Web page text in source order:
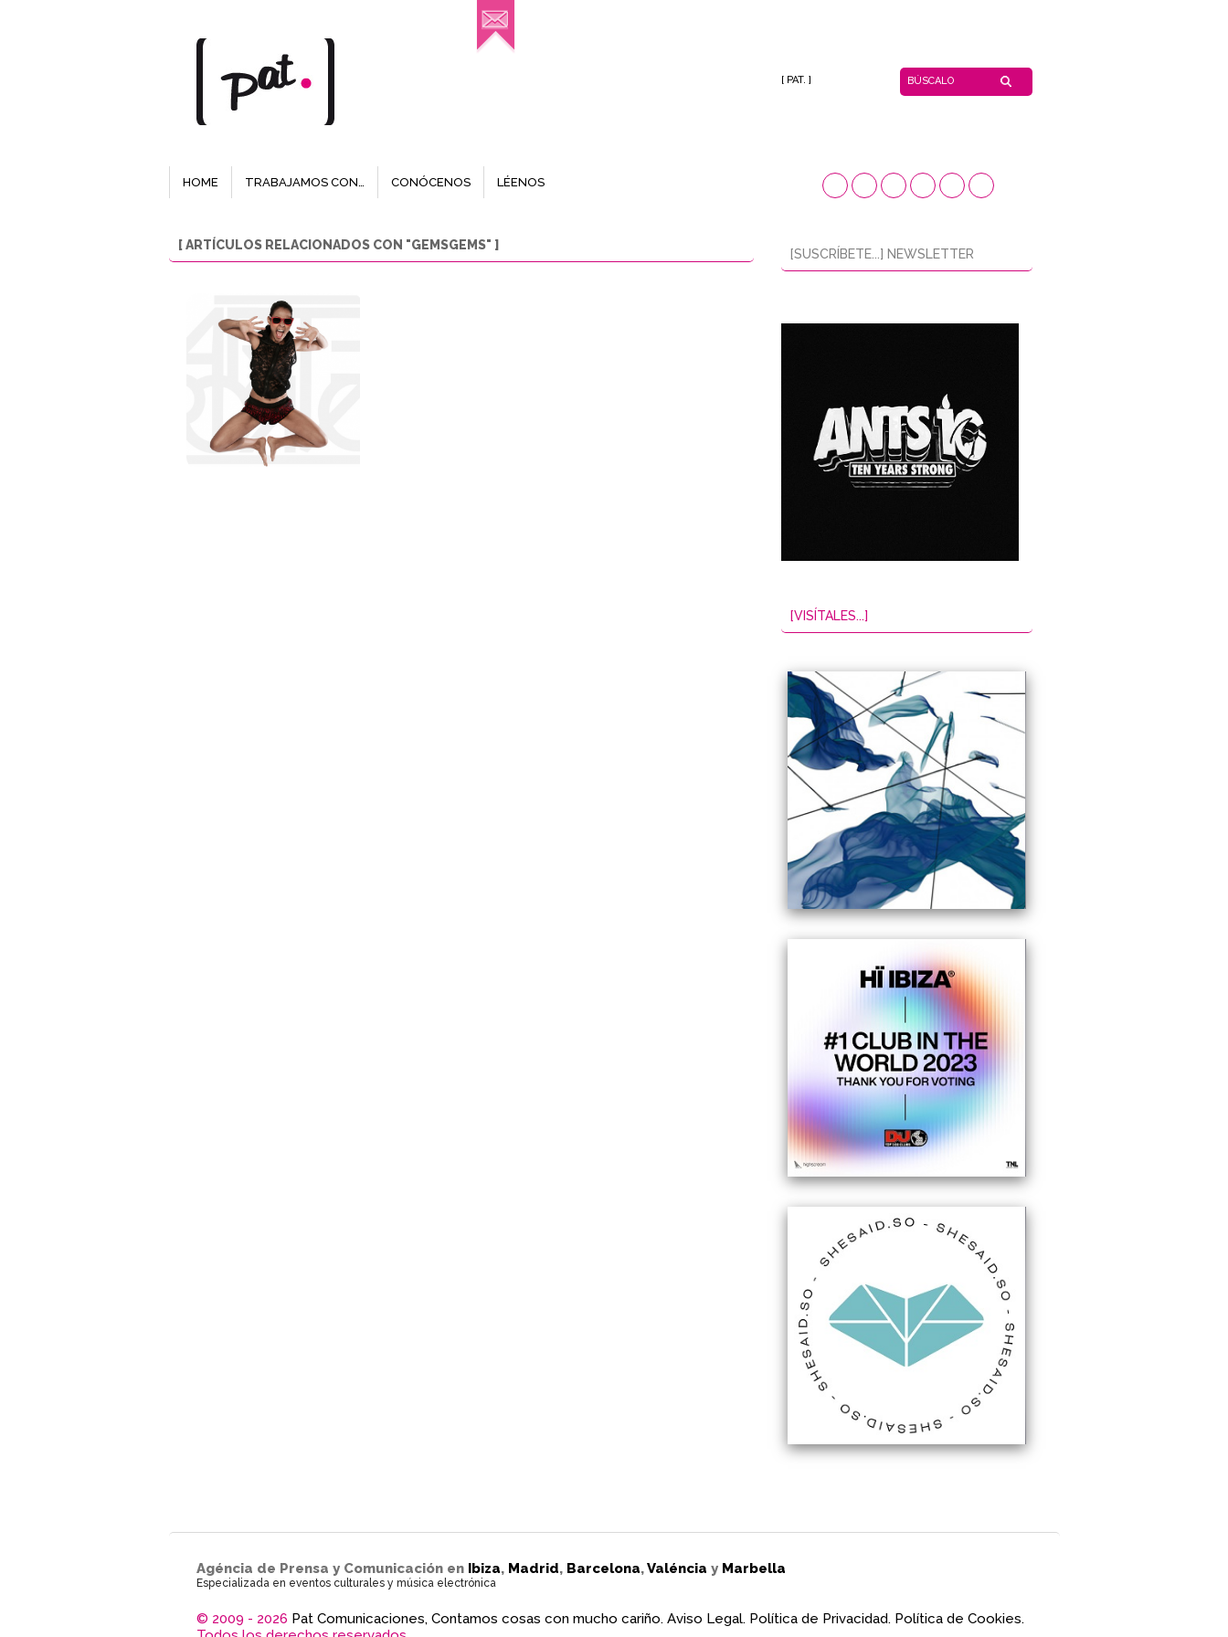
[ PAT. ]
HOME TRABAJAMOS CON… CONÓCENOS LÉENOS
[ ARTÍCULOS RELACIONADOS CON "GEMSGEMS" ]
[SUSCRÍBETE...] NEWSLETTER
[VISÍTALES...]
Agéncia de Prensa y Comunicación en Ibiza, Madrid, Barcelona,Valéncia y Marbella
Especializada en eventos culturales y música electrónica
© 2009 - 2026 Pat Comunicaciones, Contamos cosas con mucho cariño. Aviso Legal. Política de Privacidad. Política de Cookies.